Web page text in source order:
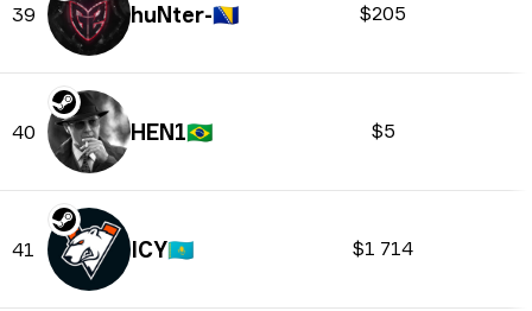
39 huNter-🇧🇦 $205
40 HEN1🇧🇷 $5
41 ICY🇰🇿 $1 714